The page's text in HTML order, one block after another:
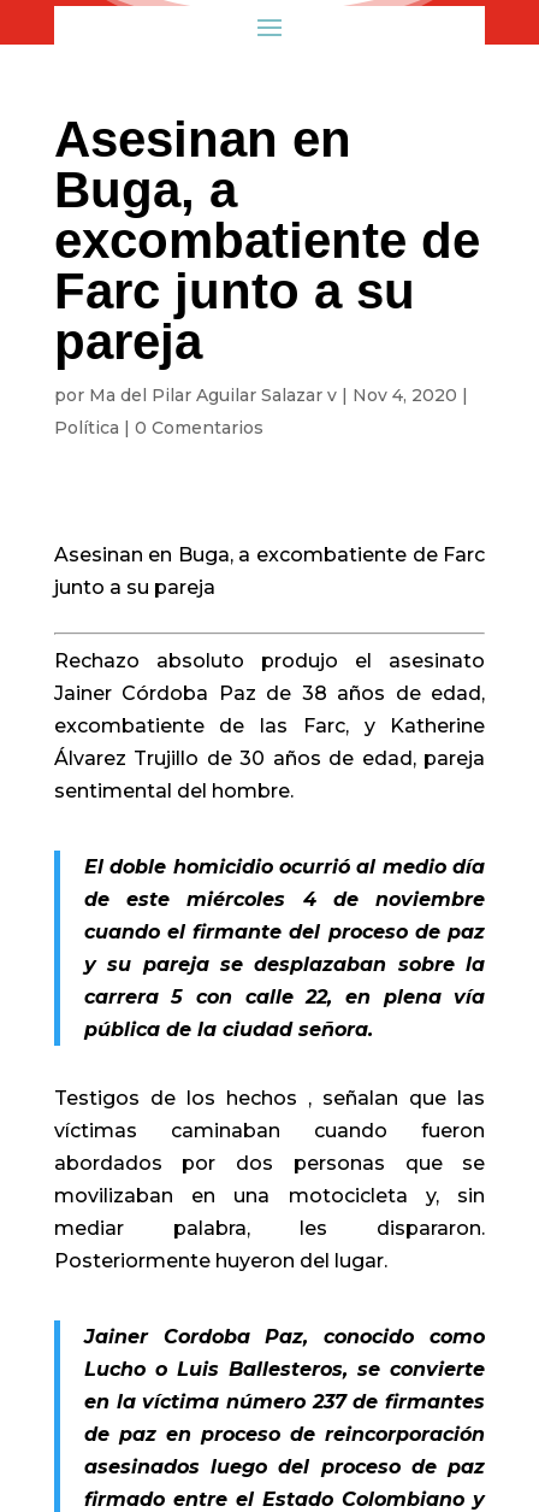
Asesinan en
Buga, a
excombatiente de
Farc junto a su
pareja
por Ma del Pilar Aguilar Salazar v| Nov 4, 2020 |
Política | 0 Comentarios
Asesinan en Buga, a excombatiente de Farc
junto a su pareja
Rechazo absoluto produjo el asesinato
Jainer Córdoba Paz de 38 años de edad,
excombatiente de las Farc, y Katherine
Álvarez Trujillo de 30 años de edad, pareja
sentimental del hombre.
El doble homicidio ocurrió al medio día
de este miércoles 4 de noviembre
cuando el firmante del proceso de paz
y su pareja se desplazaban sobre la
carrera 5 con calle 22, en plena vía
pública de la ciudad señora.
Testigos de los hechos , señalan que las
víctimas caminaban cuando fueron
abordados por dos personas que se
movilizaban en una motocicleta y, sin
mediar palabra, les dispararon.
Posteriormente huyeron del lugar.
Jainer Cordoba Paz, conocido como
Lucho o Luis Ballesteros, se convierte
en la víctima número 237 de firmantes
de paz en proceso de reincorporación
asesinados luego del proceso de paz
firmado entre el Estado Colombiano y